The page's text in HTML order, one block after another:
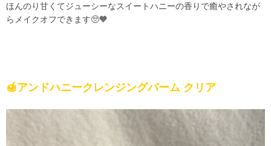
ほんのり甘くてジューシーなスイートハニーの香りで癒やされなが
らメイクオフできます🥺🧡
🍯アンドハニークレンジングバーム クリア